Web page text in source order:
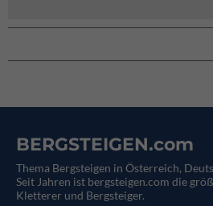
BERGSTEIGEN.com
Thema Bergsteigen in Österreich,
Seit Jahren ist bergsteigen.com die
Kletterer und Bergsteiger.